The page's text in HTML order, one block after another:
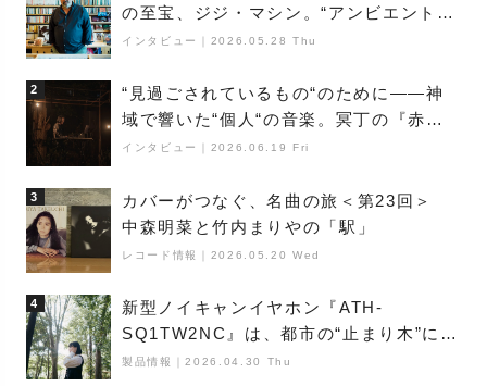
の至宝、ジジ・マシン。“アンビエントの
巨匠”が明かす創作の原点と、「動き」に
インタビュー 2026.05.28 Thu
2
“見過ごされているもの“のために――神
域で響いた“個人“の音楽。冥丁の『赤城
夜神楽』をレポート
インタビュー 2026.06.19 Fri
3
カバーがつなぐ、名曲の旅＜第23回＞
中森明菜と竹内まりやの「駅」
レコード情報 2026.05.20 Wed
4
新型ノイキャンイヤホン『ATH-
SQ1TW2NC』は、都市の“止まり木”にな
り得るーシンガーソングライター浮
製品情報 ｜2026.04.30 Thu